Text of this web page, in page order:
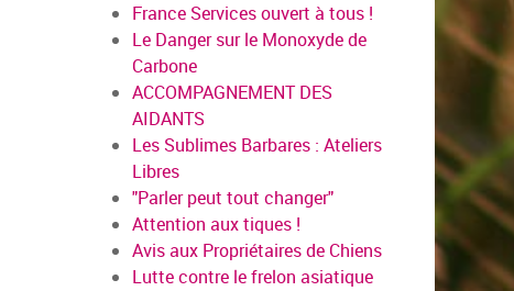
France Services ouvert à tous !
Le Danger sur le Monoxyde de
Carbone
ACCOMPAGNEMENT DES
AIDANTS
Les Sublimes Barbares : Ateliers
Libres
"Parler peut tout changer"
Attention aux tiques !
Avis aux Propriétaires de Chiens
Lutte contre le frelon asiatique